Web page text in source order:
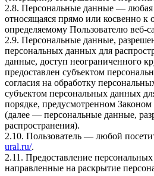
2.8. Персональные данные —
относящаяся прямо или косвенно к
определяемому Пользователю веб-
2.9. Персональные данные,
персональных данных для
данные, доступ неограниченного
предоставлен субъектом
согласия на обработку
субъектом персональных данных
порядке, предусмотренном
(далее — персональные данные,
распространения).
2.10. Пользователь — любой
ural.ru/.
2.11. Предоставление
направленные на раскрытие